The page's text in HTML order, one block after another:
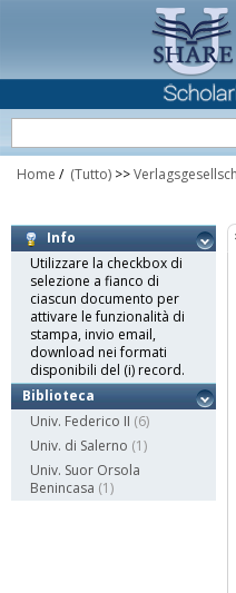
Home / (Tutto) >>
Info
Utilizzare la checkbox di
selezione a fianco di
ciascun documento per
attivare le funzionalità di
stampa, invio email,
download nei formati
disponibili del (i) record.
Biblioteca
Univ. Federico II (6)
Univ. di Salerno (1)
Univ. Suor Orsola
Benincasa (1)